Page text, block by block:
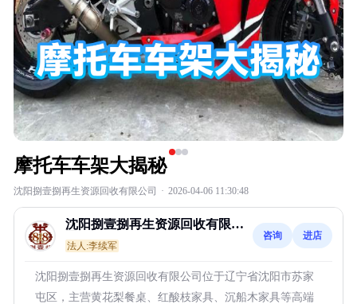
摩托车车架大揭秘
沈阳捌壹捌再生资源回收有限公司 · 2026-04-06 11:30:48
沈阳捌壹捌再生资源回收有限公
司
法人:李续军
咨询 进店
沈阳捌壹捌再生资源回收有限公司位于辽宁省沈阳市苏家
屯区，主营黄花梨餐桌、红酸枝家具、沉船木家具等高端